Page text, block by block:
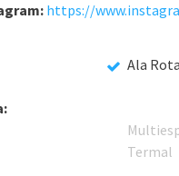
https://
Ala
Termal